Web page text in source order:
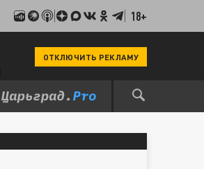
18+
ОТКЛЮЧИТЬ РЕКЛАМУ